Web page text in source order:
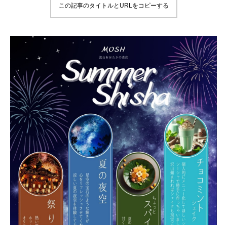
この記事のタイトルとURLをコピーする